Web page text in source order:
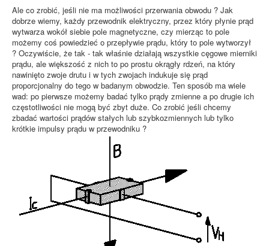
Ale co zrobić, jeśli nie ma możliwości przerwania obwodu ? Jak
dobrze wiemy, każdy przewodnik elektryczny, przez który płynie prąd
wytwarza wokół siebie pole magnetyczne, czy mierząc to pole
możemy coś powiedzieć o przepływie prądu, który to pole wytworzył
? Oczywiście, że tak - tak właśnie działają wszystkie cęgowe mierniki
prądu, ale większość z nich to po prostu okrągły rdzeń, na który
nawinięto zwoje drutu i w tych zwojach indukuje się prąd
proporcjonalny do tego w badanym obwodzie. Ten sposób ma wiele
wad: po pierwsze możemy badać tylko prądy zmienne a po drugie ich
częstotliwości nie mogą być zbyt duże. Co zrobić jeśli chcemy
zbadać wartości prądów stałych lub szybkozmiennych lub tylko
krótkie impulsy prądu w przewodniku ?